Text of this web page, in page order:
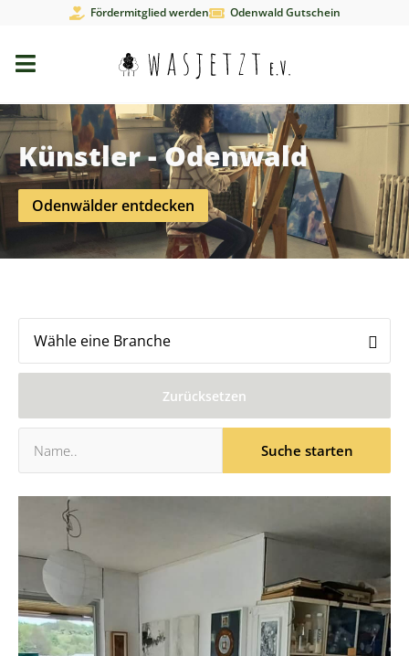
Fördermitglied werden Odenwald Gutschein
Künstler - Odenwald
Odenwälder entdecken